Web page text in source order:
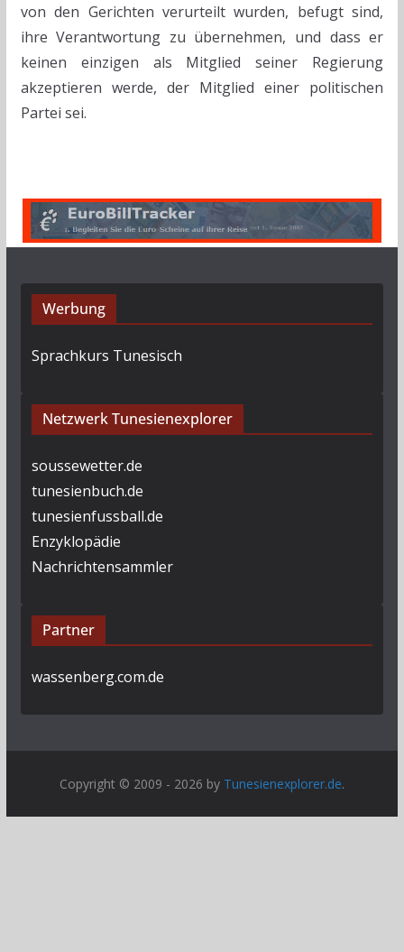
von den Gerichten verurteilt wurden, befugt sind,
ihre Verantwortung zu übernehmen, und dass er
keinen einzigen als Mitglied seiner Regierung
akzeptieren werde, der Mitglied einer politischen
Partei sei.
Werbung
Sprachkurs Tunesisch
Netzwerk Tunesienexplorer
soussewetter.de
tunesienbuch.de
tunesienfussball.de
Enzyklopädie
Nachrichtensammler
Partner
wassenberg.com.de
Copyright © 2009 - 2026 by Tunesienexplorer.de.